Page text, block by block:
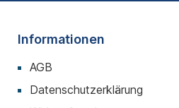
Informationen
AGB
Datenschutzerklärung